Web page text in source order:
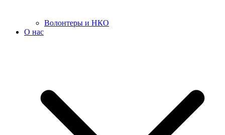
Волонтеры и НКО
О нас